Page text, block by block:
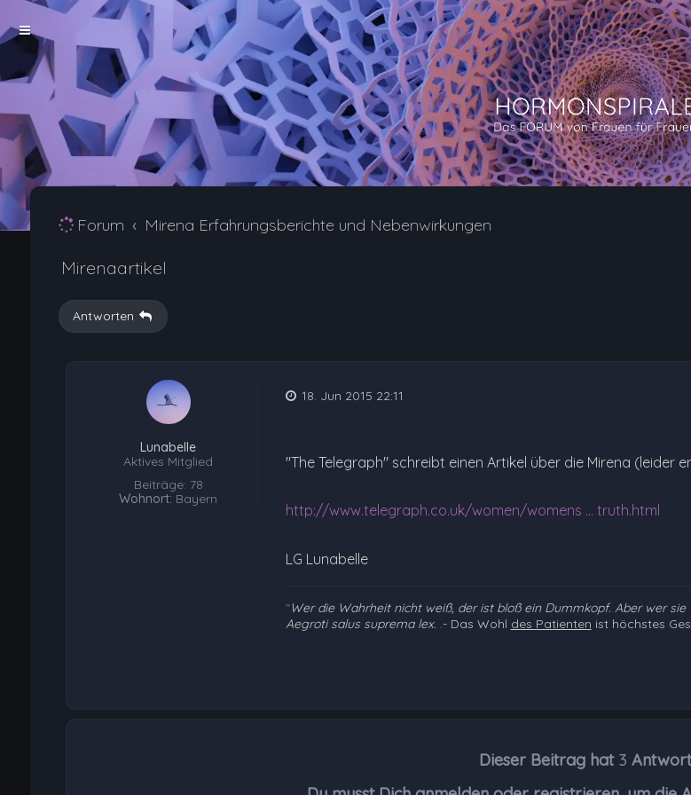
Forum Mirena Erfahrungsberichte und Nebenwirkungen
Mirenaartikel
Antworten
Lunabelle
Aktives Mitglied
Beiträge: 78
Wohnort: Bayern
18. Jun 2015 22:11
"The Telegraph" schreibt einen Artikel über die Mirena (leider
http://www.telegraph.co.uk/women/womens ... truth.html
LG Lunabelle
"Wer die Wahrheit nicht weiß, der ist bloß ein Dummkopf. Aber wer
Aegroti salus suprema lex. .- Das Wohl des Patienten ist höchstes
Dieser Beitrag hat 3